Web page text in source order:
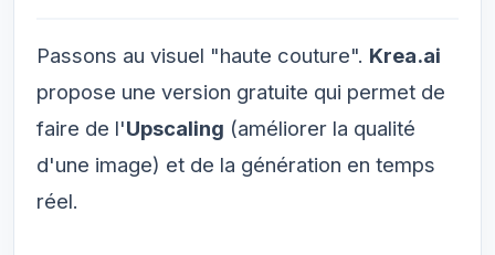
Passons au visuel "haute couture". Krea.ai
propose une version gratuite qui permet de
faire de l'Upscaling (améliorer la qualité
d'une image) et de la génération en temps
réel.